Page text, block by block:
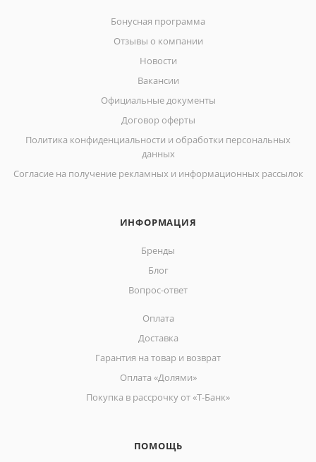
Бонусная программа
Отзывы о компании
Новости
Вакансии
Официальные документы
Договор оферты
Политика конфиденциальности и обработки персональных
данных
Согласие на получение рекламных и информационных рассылок
ИНФОРМАЦИЯ
Бренды
Блог
Вопрос-ответ
Оплата
Доставка
Гарантия на товар и возврат
Оплата «Долями»
Покупка в рассрочку от «Т-Банк»
ПОМОЩЬ